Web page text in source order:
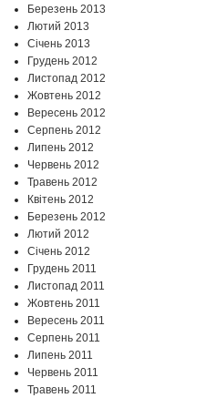
Березень 2013
Лютий 2013
Січень 2013
Грудень 2012
Листопад 2012
Жовтень 2012
Вересень 2012
Серпень 2012
Липень 2012
Червень 2012
Травень 2012
Квітень 2012
Березень 2012
Лютий 2012
Січень 2012
Грудень 2011
Листопад 2011
Жовтень 2011
Вересень 2011
Серпень 2011
Липень 2011
Червень 2011
Травень 2011